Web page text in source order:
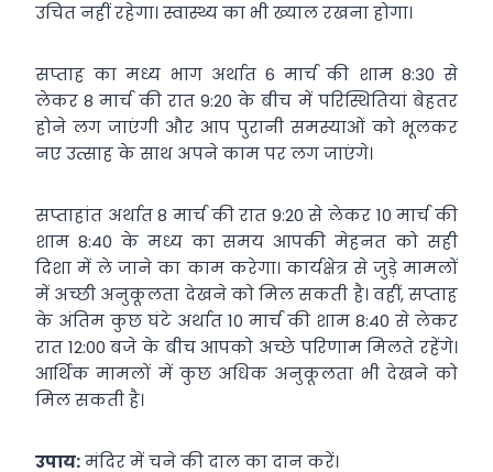
उचित नहीं रहेगा। स्वास्थ्य का भी ख्याल रखना होगा।
सप्ताह का मध्य भाग अर्थात 6 मार्च की शाम 8:30 से
लेकर 8 मार्च की रात 9:20 के बीच में परिस्थितियां बेहतर
होने लग जाएंगी और आप पुरानी समस्याओं को भूलकर
नए उत्साह के साथ अपने काम पर लग जाएंगे।
सप्ताहांत अर्थात 8 मार्च की रात 9:20 से लेकर 10 मार्च की
शाम 8:40 के मध्य का समय आपकी मेहनत को सही
दिशा में ले जाने का काम करेगा। कार्यक्षेत्र से जुड़े मामलों
में अच्छी अनुकूलता देखने को मिल सकती है। वहीं, सप्ताह
के अंतिम कुछ घंटे अर्थात 10 मार्च की शाम 8:40 से लेकर
रात 12:00 बजे के बीच आपको अच्छे परिणाम मिलते रहेंगे।
आर्थिक मामलों में कुछ अधिक अनुकूलता भी देखने को
मिल सकती है।
उपाय:मंदिर में चने की दाल का दान करें।